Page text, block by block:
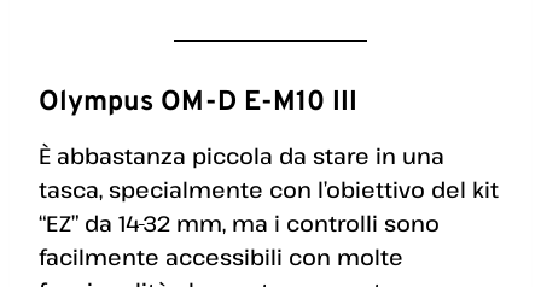
Olympus OM-D E-M10 III
È abbastanza piccola da stare in una
tasca, specialmente con l’obiettivo del kit
“EZ” da 14-32 mm, ma i controlli sono
facilmente accessibili con molte